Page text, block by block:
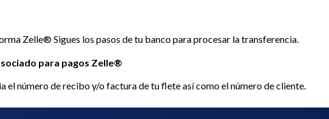
Zelle® Sigues los pasos de tu banco para procesar la transferencia.
para pagos Zelle®
el número de recibo y/o factura de tu flete así como el número de cliente.